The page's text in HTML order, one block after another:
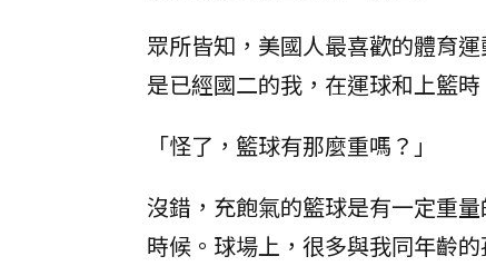
眾所皆知，美國人最喜歡的體育
是已經國二的我，在運球和上籃
「怪了，籃球有那麼重嗎？」
沒錯，充飽氣的籃球是有一定重
時候。球場上，很多與我同年齡